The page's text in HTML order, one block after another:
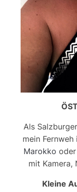
Als
mein
Marokko
mit Kamera,
Kleine